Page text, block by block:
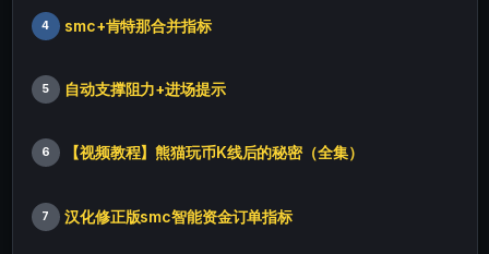
4 smc+肯特那合并指标
5 自动支撑阻力+进场提示
6 【视频教程】熊猫玩币K线后的秘密（全集）
7 汉化修正版smc智能资金订单指标